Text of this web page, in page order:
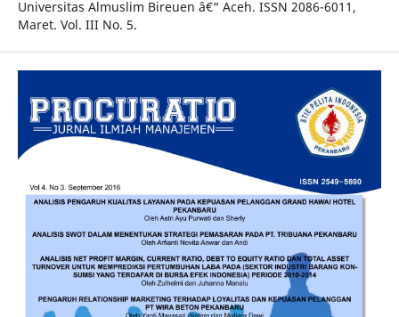
Universitas Almuslim Bireuen â€“ Aceh. ISSN 2086-6011,
Maret. Vol. III No. 5.